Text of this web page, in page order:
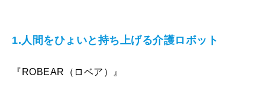
1.人間をひょいと持ち上げる介護ロボット
『ROBEAR（ロベア）』